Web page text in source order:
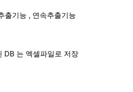
출기능 , 연속추출기능
DB 는 엑셀파일로 저장